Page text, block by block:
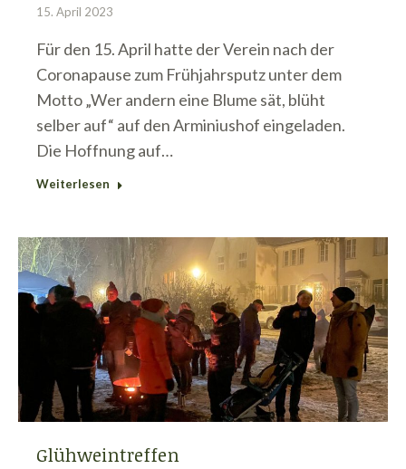
15. April 2023
Für den 15. April hatte der Verein nach der
Coronapause zum Frühjahrsputz unter dem
Motto „Wer andern eine Blume sät, blüht
selber auf“ auf den Arminiushof eingeladen.
Die Hoffnung auf…
Weiterlesen
Glühweintreffen